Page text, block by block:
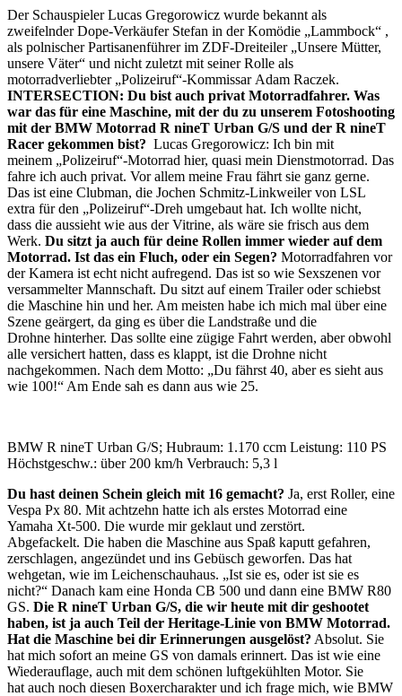
Der Schauspieler Lucas Gregorowicz wurde bekannt als
zweifelnder Dope-Verkäufer Stefan in der Komödie „Lammbock“ ,
als polnischer Partisanenführer im ZDF-Dreiteiler „Unsere Mütter,
unsere Väter“ und nicht zuletzt mit seiner Rolle als
motorradverliebter „Polizeiruf“-Kommissar Adam Raczek.
INTERSECTION: Du bist auch privat Motorradfahrer. Was
war das für eine Maschine, mit der du zu unserem Fotoshooting
mit der BMW Motorrad R nineT Urban G/S und der R nineT
Racer gekommen bist? Lucas Gregorowicz: Ich bin mit
meinem „Polizeiruf“-Motorrad hier, quasi mein Dienstmotorrad. Das
fahre ich auch privat. Vor allem meine Frau fährt sie ganz gerne.
Das ist eine Clubman, die Jochen Schmitz-Linkweiler von LSL
extra für den „Polizeiruf“-Dreh umgebaut hat. Ich wollte nicht,
dass die aussieht wie aus der Vitrine, als wäre sie frisch aus dem
Werk. Du sitzt ja auch für deine Rollen immer wieder auf dem
Motorrad. Ist das ein Fluch, oder ein Segen? Motorradfahren vor
der Kamera ist echt nicht aufregend. Das ist so wie Sexszenen vor
versammelter Mannschaft. Du sitzt auf einem Trailer oder schiebst
die Maschine hin und her. Am meisten habe ich mich mal über eine
Szene geärgert, da ging es über die Landstraße und die
Drohne hinterher. Das sollte eine zügige Fahrt werden, aber obwohl
alle versichert hatten, dass es klappt, ist die Drohne nicht
nachgekommen. Nach dem Motto: „Du fährst 40, aber es sieht aus
wie 100!“ Am Ende sah es dann aus wie 25.
BMW R nineT Urban G/S; Hubraum: 1.170 ccm Leistung: 110 PS
Höchstgeschw.: über 200 km/h Verbrauch: 5,3 l
Du hast deinen Schein gleich mit 16 gemacht? Ja, erst Roller, eine
Vespa Px 80. Mit achtzehn hatte ich als erstes Motorrad eine
Yamaha Xt-500. Die wurde mir geklaut und zerstört.
Abgefackelt. Die haben die Maschine aus Spaß kaputt gefahren,
zerschlagen, angezündet und ins Gebüsch geworfen. Das hat
wehgetan, wie im Leichenschauhaus. „Ist sie es, oder ist sie es
nicht?“ Danach kam eine Honda CB 500 und dann eine BMW R80
GS. Die R nineT Urban G/S, die wir heute mit dir geshootet
haben, ist ja auch Teil der Heritage-Linie von BMW Motorrad.
Hat die Maschine bei dir Erinnerungen ausgelöst? Absolut. Sie
hat mich sofort an meine GS von damals erinnert. Das ist wie eine
Wiederauflage, auch mit dem schönen luftgekühlten Motor. Sie
hat auch noch diesen Boxercharakter und ich frage mich, wie BMW